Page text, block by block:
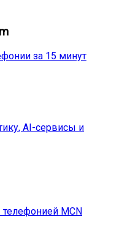
за 15 минут
AI-сервисы и
MCN